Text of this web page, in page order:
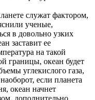
служат фактором,
ученые,
в довольно узких
заставит ее
на такой
границы, океан будет
углекислого газа,
если планета
океан начнет